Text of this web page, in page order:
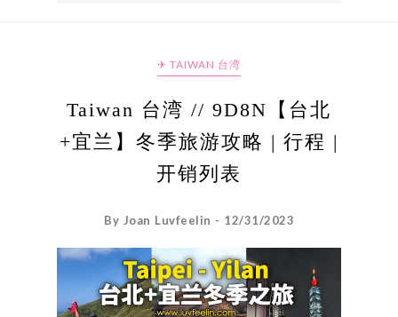
✈ TAIWAN 台湾
Taiwan 台湾 // 9D8N【台北
+宜兰】冬季旅游攻略 | 行程 |
开销列表
By Joan Luvfeelin - 12/31/2023